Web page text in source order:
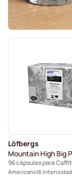
Löfbergs
Mountain High Big
96 cápsulas para
Americano 6